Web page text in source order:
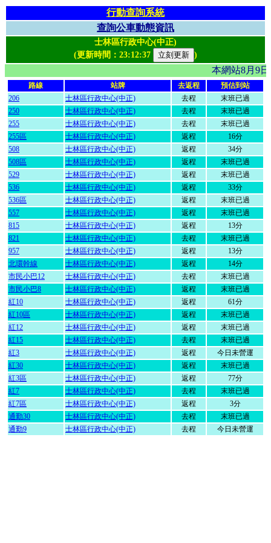
行動查詢系統
查詢公車動態資訊
士林區行政中心(中正)
(更新時間： 23:12:37 )
本網站8月9
路線 站牌 去返程
預估到站
206
士林區行政中心(中正) 去程
末班已過
250
士林區行政中心(中正) 去程
末班已過
255
士林區行政中心(中正) 去程
末班已過
255區
士林區行政中心(中正) 返程
16分
508
士林區行政中心(中正) 返程
34分
508區
士林區行政中心(中正) 返程
末班已過
529
士林區行政中心(中正) 返程
末班已過
536
士林區行政中心(中正) 返程
33分
536區
士林區行政中心(中正) 返程
末班已過
557
士林區行政中心(中正) 返程
末班已過
815
士林區行政中心(中正) 返程
13分
821
士林區行政中心(中正) 去程
末班已過
957
士林區行政中心(中正) 返程
13分
北環幹線
士林區行政中心(中正) 返程
14分
市民小巴12
士林區行政中心(中正) 去程
末班已過
市民小巴8
士林區行政中心(中正) 返程
末班已過
紅10
士林區行政中心(中正) 返程
61分
紅10區
士林區行政中心(中正) 返程
末班已過
紅12
士林區行政中心(中正) 返程
末班已過
紅15
士林區行政中心(中正) 去程
末班已過
紅3
士林區行政中心(中正) 返程
今日未營運
紅30
士林區行政中心(中正) 返程
末班已過
紅3區
士林區行政中心(中正) 返程
77分
紅7
士林區行政中心(中正) 去程
末班已過
紅7區
士林區行政中心(中正) 返程
3分
通勤30
士林區行政中心(中正) 去程
末班已過
通勤9
士林區行政中心(中正) 去程 今日未營運